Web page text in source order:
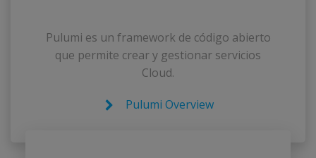
Pulumi es un framework de código abierto
que permite crear y gestionar servicios
Cloud.
Pulumi Overview